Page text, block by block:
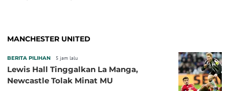
MANCHESTER UNITED
BERITA PILIHAN 5 jam lalu
Lewis Hall Tinggalkan La Manga,
Newcastle Tolak Minat MU